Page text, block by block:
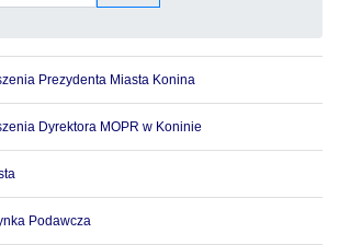
Prezydenta Miasta Konina
Dyrektora MOPR w Koninie
Podawcza